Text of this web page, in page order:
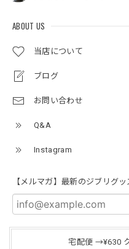
ABOUT US
当店について
ブログ
お問い合わせ
Q&A
Instagram
【メルマガ】最新のジブリグ
宅配便 →¥630